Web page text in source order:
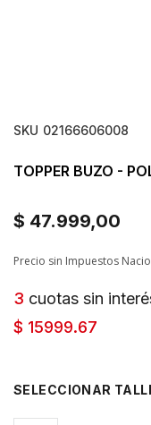
SKU 02166606008
TOPPER BUZO -
$ 47.999,00
Precio sin Impuestos
3 cuotas sin
$ 15999.67